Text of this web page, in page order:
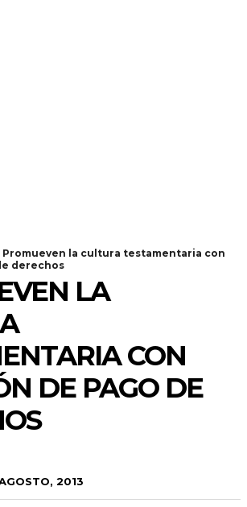
Promueven la cultura testamentaria con
derechos
LA
CON
DE PAGO DE
2013